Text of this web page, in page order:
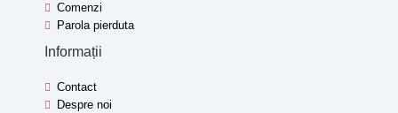
Comenzi
Parola pierduta
Informații
Contact
Despre noi